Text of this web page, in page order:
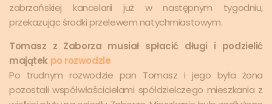
zabrzańskiej kancelarii już w następnym tygodniu,
przekazując środki przelewem natychmiastowym.
Tomasz z Zaborza musiał spłacić długi i podzielić
majątek po rozwodzie
Po trudnym rozwodzie pan Tomasz i jego była żona
pozostali współwłaścicielami spółdzielczego mieszkania z